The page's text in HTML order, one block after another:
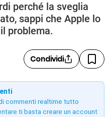
perché la sveglia
sappi che Apple lo
problema.
Condividi
commenti realtime tutto
ti basta creare un account